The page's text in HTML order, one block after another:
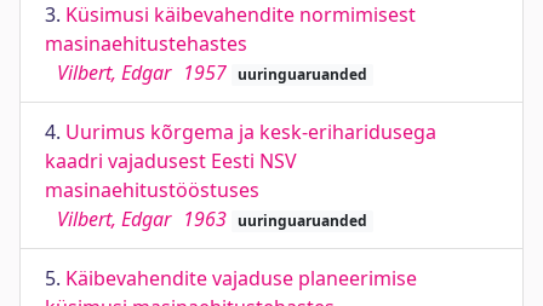
3. Küsimusi käibevahendite normimisest
masinaehitustehastes
Vilbert, Edgar 1957 uuringuaruanded
4. Uurimus kõrgema ja kesk-eriharidusega
kaadri vajadusest Eesti NSV
masinaehitustööstuses
Vilbert, Edgar 1963 uuringuaruanded
5. Käibevahendite vajaduse planeerimise